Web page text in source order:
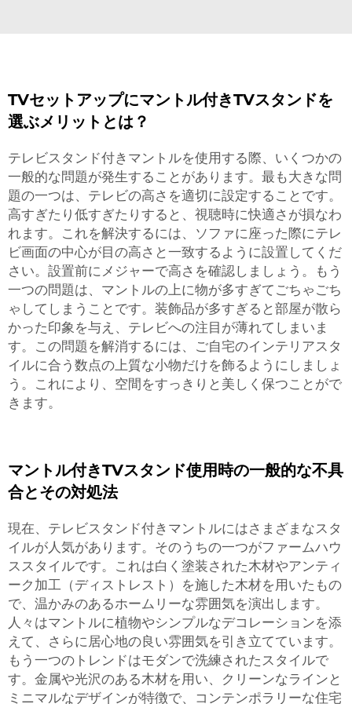
TVセットアップにマントル付きTVスタンドを
選ぶメリットとは？
テレビスタンド付きマントルを使用する際、いくつかの
一般的な問題が発生することがあります。最も大きな問
題の一つは、テレビの高さを適切に設定することです。
高すぎたり低すぎたりすると、視聴時に快適さが損なわ
れます。これを解決するには、ソファに座った際にテレ
ビ画面の中心が目の高さと一致するように設置してくだ
さい。設置前にメジャーで高さを確認しましょう。もう
一つの問題は、マントルの上に物が多すぎてごちゃごち
ゃしてしまうことです。装飾品が多すぎると部屋が散ら
かった印象を与え、テレビへの注目が薄れてしまいま
す。この問題を解消するには、ご自宅のインテリアスタ
イルに合う数点の上質な小物だけを飾るようにしましょ
う。これにより、空間をすっきりと美しく保つことがで
きます。
マントル付きTVスタンド使用時の一般的な不具
合とその対処法
現在、テレビスタンド付きマントルにはさまざまなスタ
イルが人気があります。そのうちの一つがファームハウ
ススタイルです。これは白く塗装された木材やアンティ
ーク加工（ディストレスト）を施した木材を用いたもの
で、温かみのあるホームリーな雰囲気を演出します。
人々はマントルに植物やシンプルなデコレーションを添
えて、さらに居心地の良い雰囲気を引き立てています。
もう一つのトレンドはモダンで洗練されたスタイルで
す。金属や光沢のある木材を用い、クリーンなラインと
ミニマルなデザインが特徴で、コンテンポラリーな住宅